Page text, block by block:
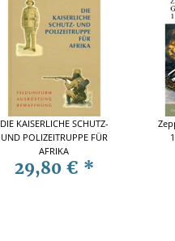
DIE KAISERLICHE SCHUTZ-
UND POLIZEITRUPPE FÜR
AFRIKA
29,80 € *